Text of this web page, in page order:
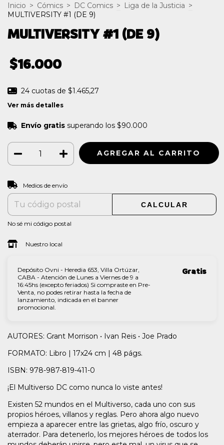
Inicio > Cómics > DC Comics > Liga de la Justicia >
MULTIVERSITY #1 (DE 9)
MULTIVERSITY #1 (DE 9)
$16.000
24 cuotas de $1.465,27
Ver más detalles
Envío gratis superando los $90.000
Entregas para el CP:
Medios de envío
CALCULAR
No sé mi código postal
Nuestro local
Depósito Ovni - Heredia 653, Villa Ortúzar,
CABA - Atención de Lunes a Viernes de 9 a
16:45hs (excepto feriados) Si compraste en Pre-
Venta, no podes retirar hasta la fecha de
lanzamiento, indicada en el banner
promocional.
Gratis
AUTORES: Grant Morrison • Ivan Reis • Joe Prado
FORMATO: Libro | 17x24 cm | 48 págs.
ISBN: 978-987-819-411-0
¡El Multiverso DC como nunca lo viste antes!
Existen 52 mundos en el Multiverso, cada uno con sus
propios héroes, villanos y reglas. Pero ahora algo nuevo
empieza a aparecer entre las grietas, algo frío, oscuro y
aterrador. Para detenerlo, los mejores héroes de todos los